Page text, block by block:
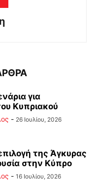
για
Κυπριακού
- 26 Ιουλίου, 2026
της Άγκυρας
στην Κύπρο
- 16 Ιουλίου, 2026